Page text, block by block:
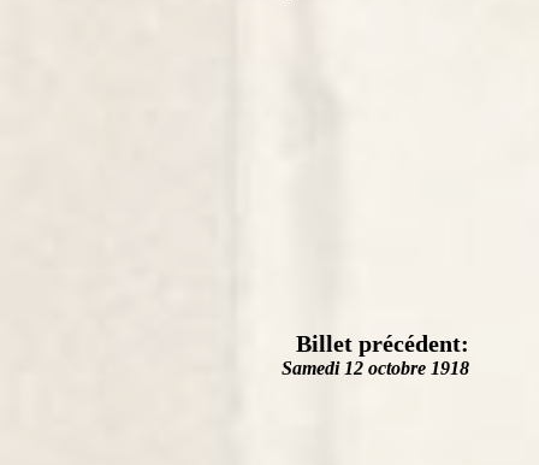
Billet précédent:
Samedi 12 octobre 1918